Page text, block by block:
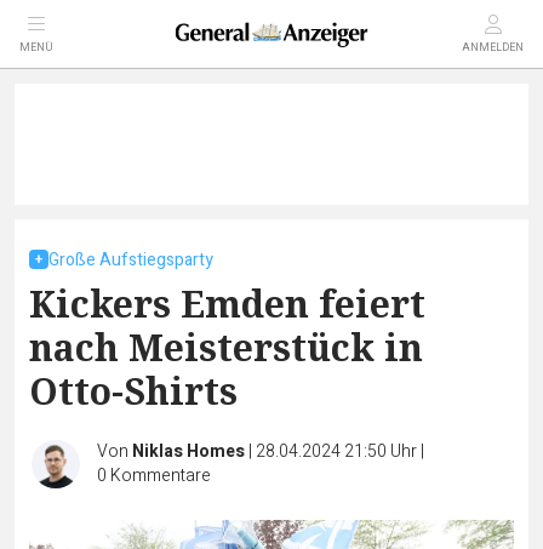
MENÜ ANMELDEN
Große Aufstiegsparty
Kickers Emden feiert
nach Meisterstück in
Otto-Shirts
Von Niklas Homes| 28.04.2024 21:50 Uhr|
0 Kommentare